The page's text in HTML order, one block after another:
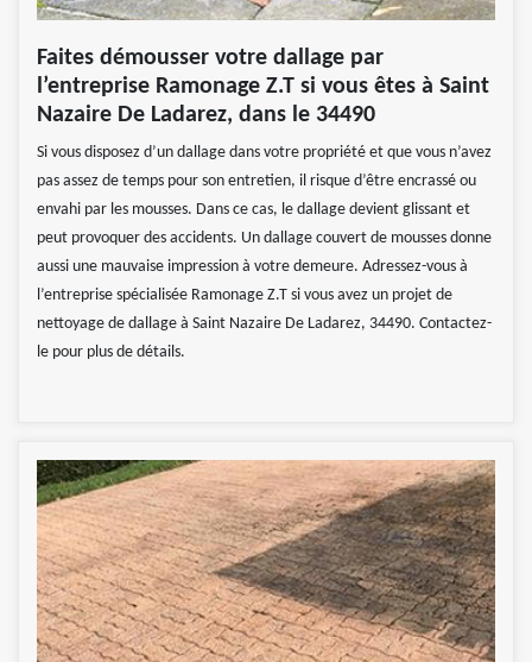
Faites démousser votre dallage par
l’entreprise Ramonage Z.T si vous êtes à Saint
Nazaire De Ladarez, dans le 34490
Si vous disposez d’un dallage dans votre propriété et que vous n’avez
pas assez de temps pour son entretien, il risque d’être encrassé ou
envahi par les mousses. Dans ce cas, le dallage devient glissant et
peut provoquer des accidents. Un dallage couvert de mousses donne
aussi une mauvaise impression à votre demeure. Adressez-vous à
l’entreprise spécialisée Ramonage Z.T si vous avez un projet de
nettoyage de dallage à Saint Nazaire De Ladarez, 34490. Contactez-
le pour plus de détails.